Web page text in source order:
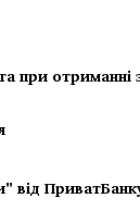
при
від